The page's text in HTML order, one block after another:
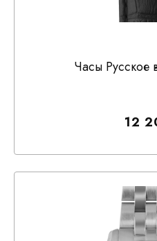
Часы Русское
12